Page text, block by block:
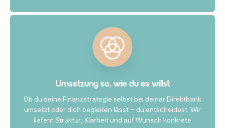
Umsetzung so, wie du es willst
Ob du deine Finanzstrategie selbst bei deiner Direktbank
umsetzt oder dich begleiten lässt – du entscheidest. Wir
liefern Struktur, Klarheit und auf Wunsch konkrete